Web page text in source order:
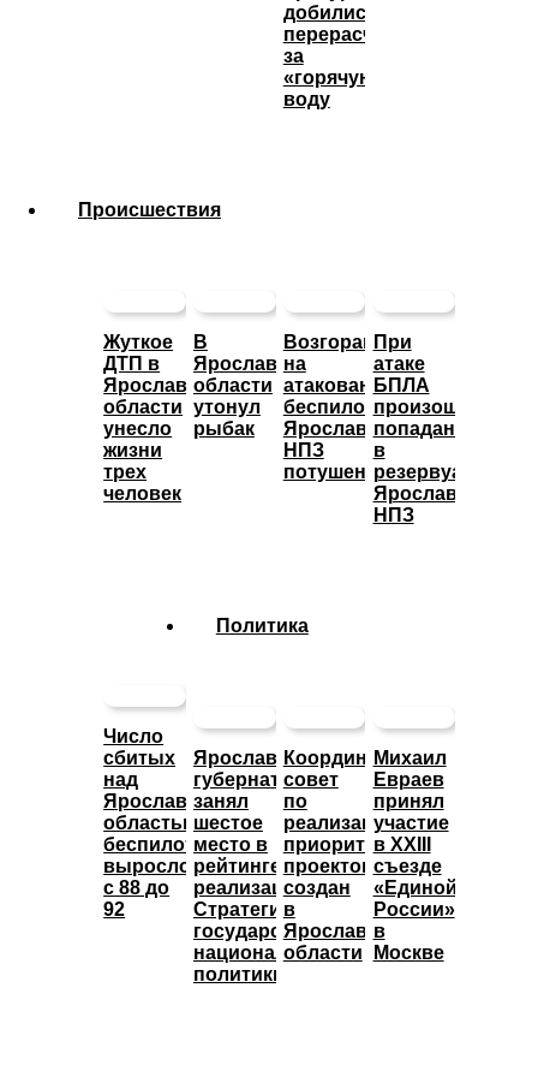
добились
перерасчета
за
«горячую»
воду
Происшествия
Жуткое
ДТП в
Ярославской
области
унесло
жизни
трех
человек
В
Ярославской
области
утонул
рыбак
Возгорание
на
атакованном
беспилотниками
Ярославском
НПЗ
потушено
При
атаке
БПЛА
произошло
попадание
в
резервуары
Ярославского
НПЗ
Число
сбитых
над
Ярославской
областью
беспилотников
выросло
с 88 до
92
Политика
Ярославский
губернатор
занял
шестое
место в
рейтинге
реализации
Стратегии
государственной
национальной
политики
Координационный
совет
по
реализации
приоритетных
проектов
создан
в
Ярославской
области
Михаил
Евраев
принял
участие
в XXIII
съезде
«Единой
России»
в
Москве